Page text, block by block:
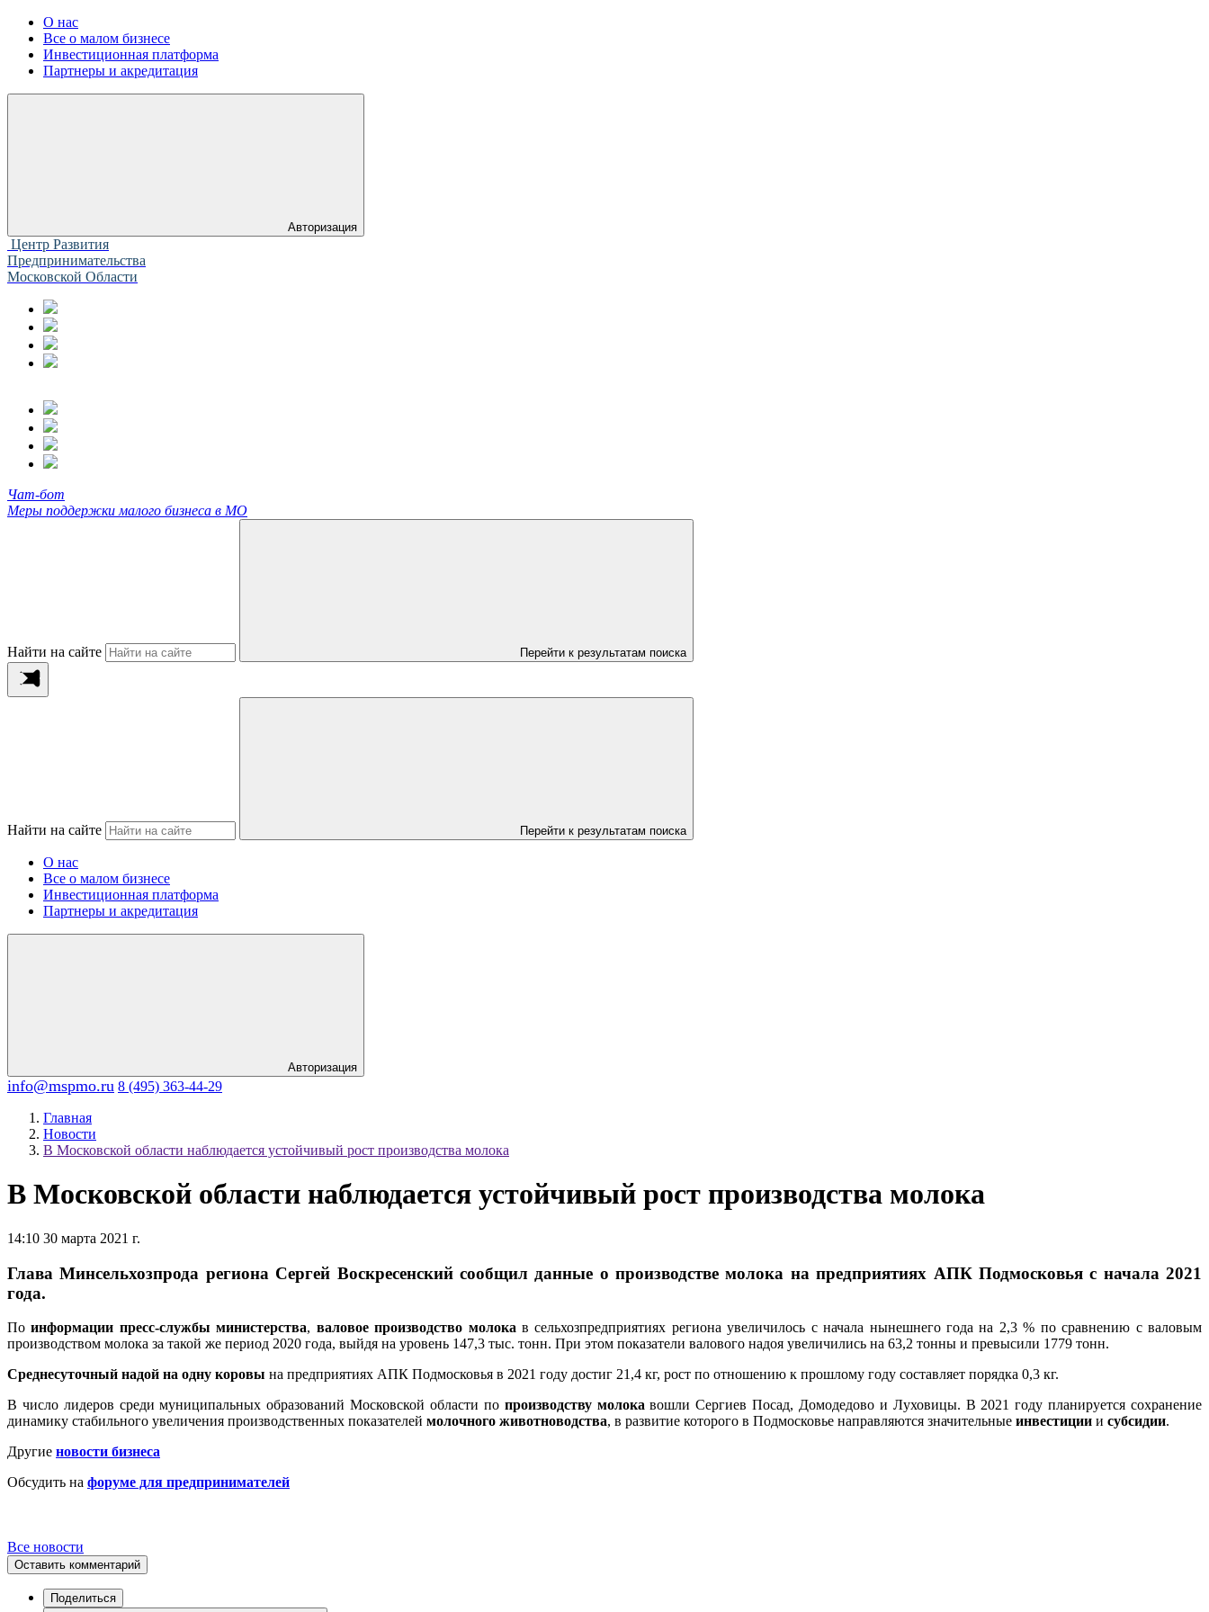
О нас
Все о малом бизнесе
Инвестиционная платформа
Партнеры и акредитация
Авторизация
Центр Развития
Предпринимательства
Московской Области
Чат-бот
Меры поддержки малого бизнеса в МО
Найти на сайте Перейти к результатам поиска
Найти на сайте Перейти к результатам поиска
О нас
Все о малом бизнесе
Инвестиционная платформа
Партнеры и акредитация
Авторизация
info@mspmo.ru 8 (495) 363-44-29
Главная
Новости
В Московской области наблюдается устойчивый рост производства молока
В Московской области наблюдается устойчивый рост производства молока
14:10 30 марта 2021 г.
Глава Минсельхозпрода региона Сергей Воскресенский сообщил данные о производстве молока на предприятиях АПК Подмосковья с начала 2021
года.
Поинформации пресс-службы министерства, валовое производство молока в сельхозпредприятиях региона увеличилось с начала нынешнего года на 2,3 % по сравнению с валовым
производством молока за такой же период 2020 года, выйдя на уровень 147,3 тыс. тонн. При этом показатели валового надоя увеличились на 63,2 тонны и превысили 1779 тонн.
Среднесуточный надой на одну коровы на предприятиях АПК Подмосковья в 2021 году достиг 21,4 кг, рост по отношению к прошлому году составляет порядка 0,3 кг.
В число лидеров среди муниципальных образований Московской области по производству молока вошли Сергиев Посад, Домодедово и Луховицы. В 2021 году планируется сохранение
динамику стабильного увеличения производственных показателей молочного животноводства, в развитие которого в Подмосковье направляются значительные инвестиции и субсидии.
Другие новости бизнеса
Обсудить на форуме для предпринимателей
Все новости
Оставить комментарий
Поделиться